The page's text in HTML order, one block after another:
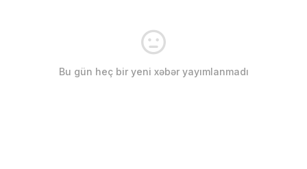
Bu gün heç bir yeni xəbər yayımlanmadı